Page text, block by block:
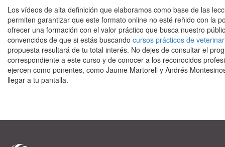
Los vídeos de alta definición que elaboramos como base de las
permiten garantizar que este formato online no esté reñido con la
ofrecer una formación con el valor práctico que busca nuestro
convencidos de que si estás buscando cursos prácticos de
propuesta resultará de tu total interés. No dejes de consultar el
correspondiente a este curso y de conocer a los reconocidos
ejercen como ponentes, como Jaume Martorell y Andrés
llegar a tu pantalla.